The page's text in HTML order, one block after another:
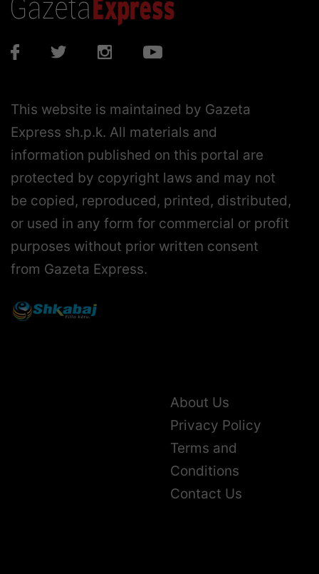
This website is maintained by Gazeta
Express sh.p.k. All materials and
information published on this portal are
protected by copyright laws and may not
be copied, reproduced, printed, distributed,
or used in any form for commercial or profit
purposes without prior written consent
from Gazeta Express.
About Us
Privacy Policy
Terms and
Conditions
Contact Us